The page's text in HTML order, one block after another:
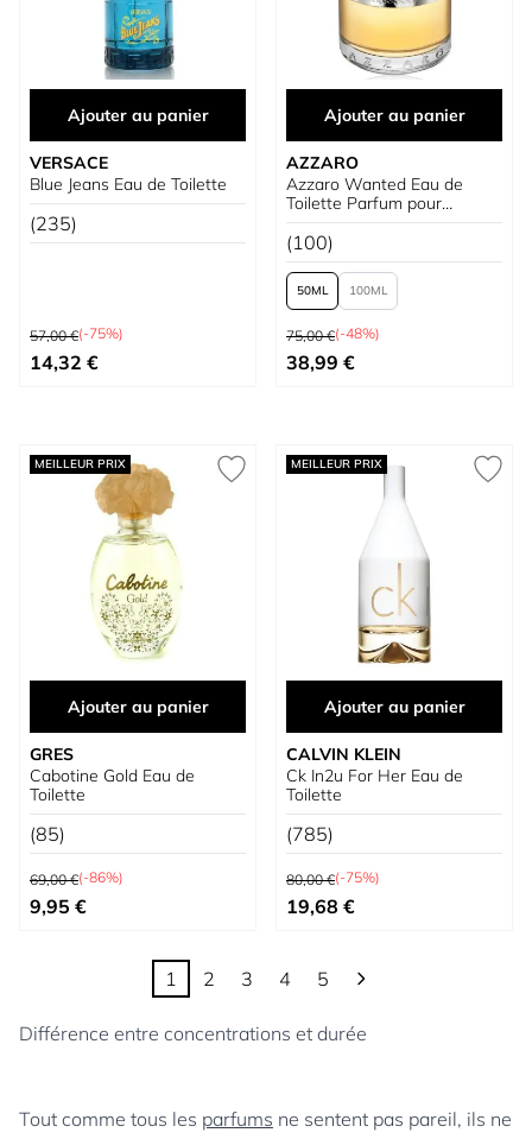
Ajouter au panier
VERSACE
Blue Jeans Eau de Toilette
(235)
Prix normal
57,00 €(-75%)
Prix spécial
14,32 €
Ajouter au panier
AZZARO
Azzaro Wanted Eau de
Toilette Parfum pour
Homme
(100)
50 100
Prix normal
75,00 €(-48%)
À partir de
38,99 €
MEILLEUR PRIX
Ajouter au panier
GRES
Cabotine Gold Eau de
Toilette
(85)
Prix normal
69,00 €(-86%)
Prix spécial
9,95 €
MEILLEUR PRIX
Ajouter au panier
CALVIN KLEIN
Ck In2u For Her Eau de
Toilette
(785)
Prix normal
80,00 €(-75%)
Prix spécial
19,68 €
Vous lisez actuellement la page
1
Page
2
Page
3
Page
4
Page
5
Différence entre concentrations et durée
Tout comme tous les parfums ne sentent pas pareil, ils ne